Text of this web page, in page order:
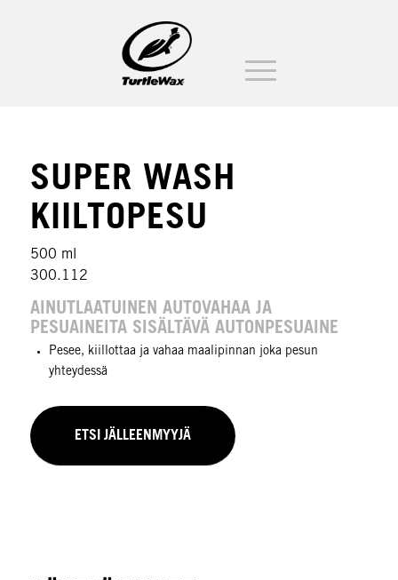
SUPER WASH
KIILTOPESU
500 ml
300.112
AINUTLAATUINEN AUTOVAHAA JA
PESUAINEITA SISÄLTÄVÄ AUTONPESUAINE
Pesee, kiillottaa ja vahaa maalipinnan joka pesun
yhteydessä
ETSI JÄLLEENMYYJÄ